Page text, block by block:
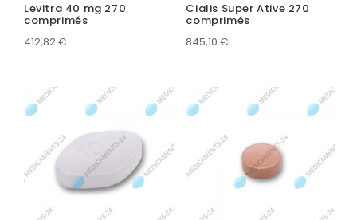
Levitra 40 mg 270
comprimés
412,82€
Cialis Super Ative 270
comprimés
845,10€